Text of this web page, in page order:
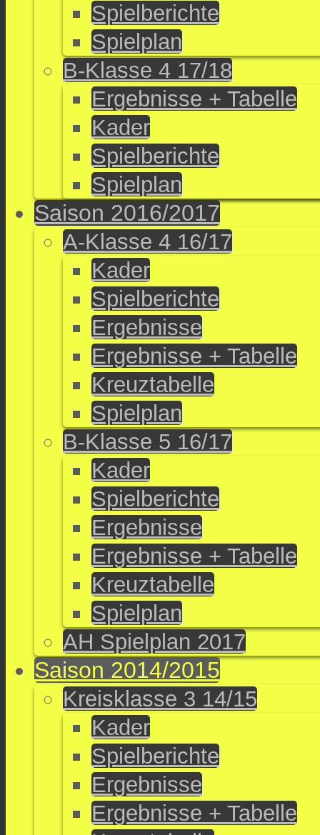
Spielberichte
Spielplan
B-Klasse 4 17/18
Ergebnisse + Tabelle
Kader
Spielberichte
Spielplan
Saison 2016/2017
A-Klasse 4 16/17
Kader
Spielberichte
Ergebnisse
Ergebnisse + Tabelle
Kreuztabelle
Spielplan
B-Klasse 5 16/17
Kader
Spielberichte
Ergebnisse
Ergebnisse + Tabelle
Kreuztabelle
Spielplan
AH Spielplan 2017
Saison 2014/2015
Kreisklasse 3 14/15
Kader
Spielberichte
Ergebnisse
Ergebnisse + Tabelle